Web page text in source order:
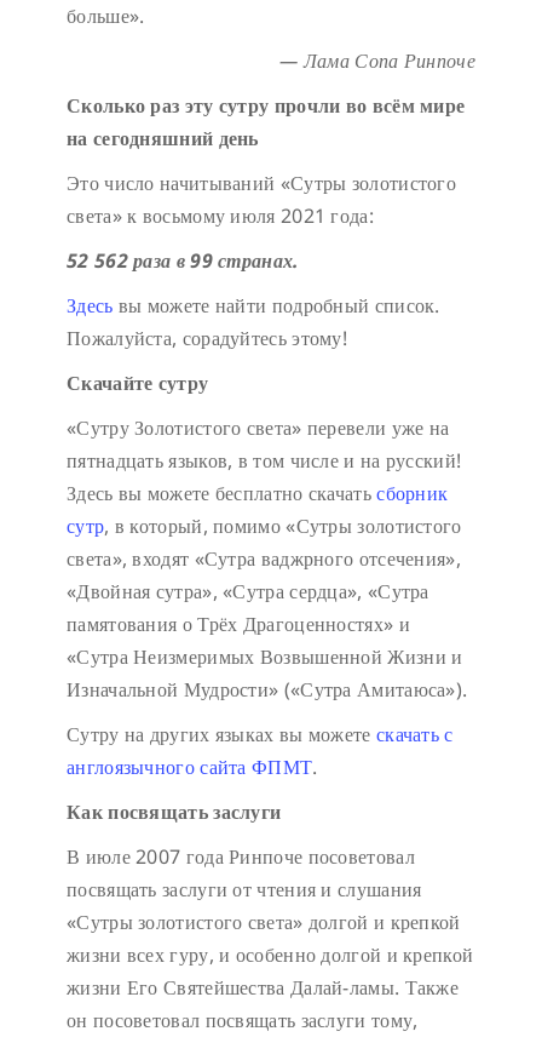
больше».
— Лама Сопа Ринпоче
Сколько раз эту сутру прочли во всём мире
на сегодняшний день
Это число начитываний «Сутры золотистого
света» к восьмому июля 2021 года:
52 562 раза в 99 странах.
Здесь вы можете найти подробный список.
Пожалуйста, сорадуйтесь этому!
Скачайте сутру
«Сутру Золотистого света» перевели уже на
пятнадцать языков, в том числе и на русский!
Здесь вы можете бесплатно скачатьсборник
сутр, в который, помимо «Сутры золотистого
света», входят «Сутра ваджрного отсечения»,
«Двойная сутра», «Сутра сердца», «Сутра
памятования о Трёх Драгоценностях» и
«Сутра Неизмеримых Возвышенной Жизни и
Изначальной Мудрости» («Сутра Амитаюса»).
Сутру на других языках вы можете скачать с
англоязычного сайта ФПМТ.
Как посвящать заслуги
В июле 2007 года Ринпоче посоветовал
посвящать заслуги от чтения и слушания
«Сутры золотистого света» долгой и крепкой
жизни всех гуру, и особенно долгой и крепкой
жизни Его Святейшества Далай-ламы. Также
он посоветовал посвящать заслуги тому,